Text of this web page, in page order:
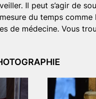
Il peut s’agir de
du temps
de médecine. Vous